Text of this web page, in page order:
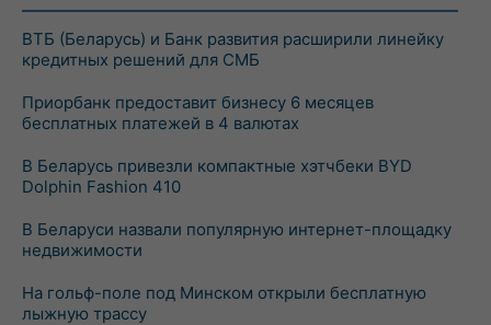
ВТБ (Беларусь) и Банк развития расширили линейку
кредитных решений для СМБ
Приорбанк предоставит бизнесу 6 месяцев
бесплатных платежей в 4 валютах
В Беларусь привезли компактные хэтчбеки BYD
Dolphin Fashion 410
В Беларуси назвали популярную интернет-площадку
недвижимости
На гольф-поле под Минском открыли бесплатную
лыжную трассу